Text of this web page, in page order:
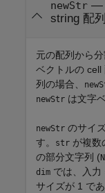
newStr—
string 配
元の配列から
ベクトルの cell
列の場合、
newStr は文字
newStr のサイズ
す。
str が複数
の部分文字列 (N
dim では、入力
サイズが 1 で